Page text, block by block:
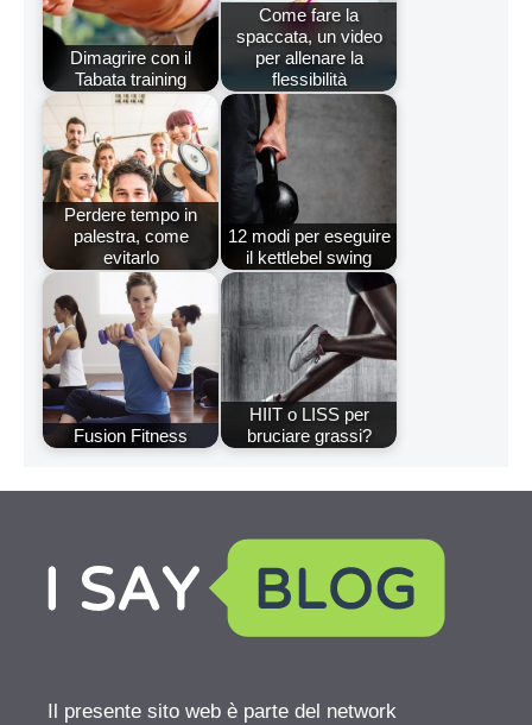
Dimagrire con il
Tabata training
Come fare la
spaccata, un video
per allenare la
flessibilità
Perdere tempo in
palestra, come
evitarlo
12 modi per eseguire
il kettlebel swing
Fusion Fitness
HIIT o LISS per
bruciare grassi?
Il presente sito web è parte del network